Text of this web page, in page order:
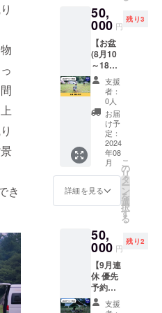
き
テッ
カー5枚
(サイ
ズ、デ
ザイン
調整中)
・1泊に
つき
タープ
×1 貸
し出し
付き ※
購入順
に日程
を予約
きま
す。荒
※詳細は
メール
にて調
整させ
ていた
だきま
す。 ※
・
チェッ
クイン
14時～
16時
チェッ
クアウ
ト～11
時
・薪10
キロ付
き ・ロ
ゴス
テッ
カー5枚
(サイ
ズ、デ
に日程
を予約
いただ
きま
す。荒
天時振
替可。
先的に
予約い
ただ
き、
キャン
プ宿泊
するチ
ケット
です。
（内
容） ・
10名以
下（小
学生未
満含ま
ず） ・
テント
・
チェッ
クイン
14時～
16時
チェッ
クアウ
50,
000 円
残り3
【お盆
(8月10
～18日)
優先予
約・1泊
2日キャ
ンプ宿
泊】 お
盆の宿
泊を優
先的に
予約い
ただ
き、
キャン
プ宿泊
ケット
です。
（内
容） ・
10名以
下（小
学生未
支援
者：
0人
お届
け予
定：
2024
年08
月
詳細を見る
こ
の
リ
タ
ー
ン
を
選
択
す
る
50,
000 円
残り2
【9月連
休 優先
予約・1
泊2日
キャン
支援